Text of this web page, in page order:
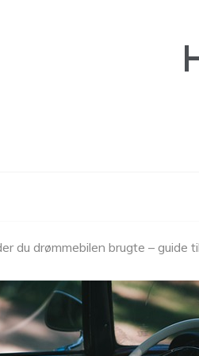
du drømmebilen brugte – guide